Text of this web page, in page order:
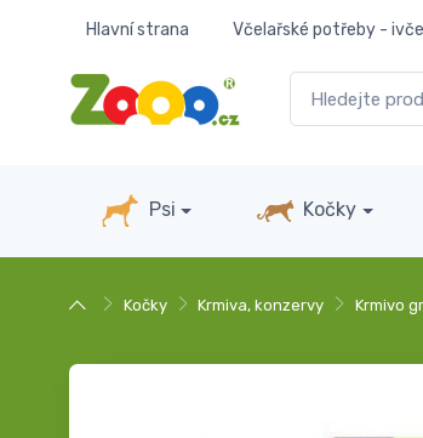
Hlavní strana Včelařské potřeby -
Psi Kočky
Kočky Krmiva, konzervy Krmivo